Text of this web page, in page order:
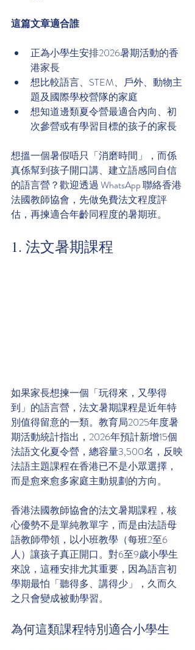
這篇文章適合誰
正為小學生安排2026暑期活動的香
港家長
想比較語言、STEM、戶外、動物主
題及國際學校營隊的家庭
想知道邊類夏令營最適合內向、初
次參營或有學習目標的孩子的家長
想搵一個暑假唔只「消磨時間」，而係
真係幫到孩子開口講、建立語感同自信
的語言營？歡迎透過 WhatsApp 聯絡香港
法國教師協會，先做免費法文程度評
估，再揀適合年齡同程度的暑期班。
1. 法文暑期課程
如果家長想揀一個「玩得來，又學得
到」的語言營，法文暑期課程是近年特
別值得留意的一類。教育局2025年度暑
期活動統計指出，2026年預計新增15個
法語文化夏令營，總容量3,500名，反映
法語主題課程在香港已不是小眾選擇，
而是愈來愈多家庭主動規劃的方向。
香港法國教師協會的法文暑期課程，核
心優勢不是單純教單字，而是由法語母
語教師帶領，以小班教學（每班2至6
人）讓孩子真正開口。對6至9歲小學生
來說，這種安排尤其重要，因為語言初
學期最怕「聽得多、講得少」，久而久
之只會變成被動學習。
為何這類課程特別適合小學生